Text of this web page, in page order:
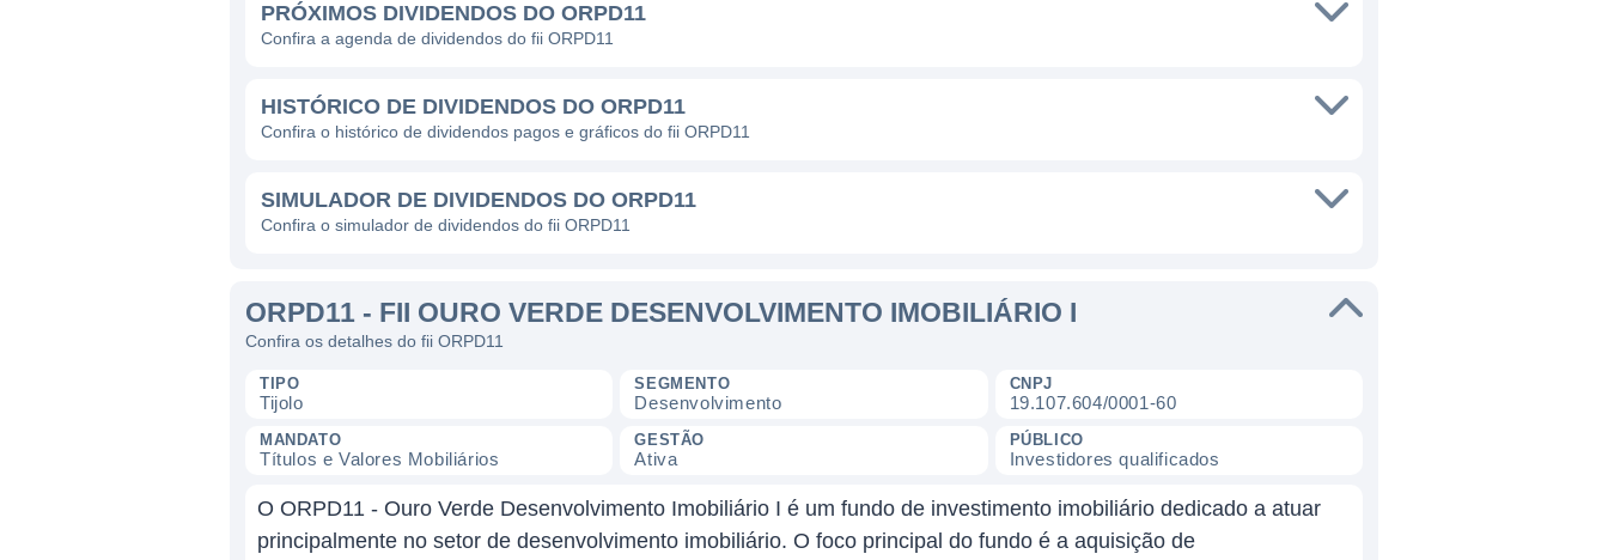
PRÓXIMOS DIVIDENDOS DO ORPD11
Confira a agenda de dividendos do fii ORPD11
HISTÓRICO DE DIVIDENDOS DO ORPD11
Confira o histórico de dividendos pagos e gráficos do fii ORPD11
SIMULADOR DE DIVIDENDOS DO ORPD11
Confira o simulador de dividendos do fii ORPD11
ORPD11 - FII OURO VERDE DESENVOLVIMENTO IMOBILIÁRIO I
Confira os detalhes do fii ORPD11
TIPO
Tijolo
SEGMENTO
Desenvolvimento
CNPJ
19.107.604/0001-60
MANDATO
Títulos e Valores Mobiliários
GESTÃO
Ativa
PÚBLICO
Investidores qualificados
O ORPD11 - Ouro Verde Desenvolvimento Imobiliário I é um fundo de investimento imobiliário dedicado a atuar
principalmente no setor de desenvolvimento imobiliário. O foco principal do fundo é a aquisição de